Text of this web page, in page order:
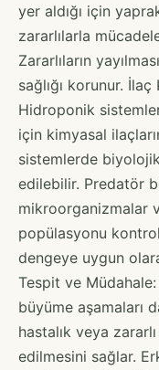
yer aldığı için
zararlılarla
Zararlıların
sağlığı korunur. İlaç
Hidroponik
için kimyasal
sistemlerde
edilebilir. Predatör
mikroorganizmalar
popülasyonu
dengeye uygun
Tespit ve
büyüme aşamaları
hastalık veya
edilmesini sağlar.